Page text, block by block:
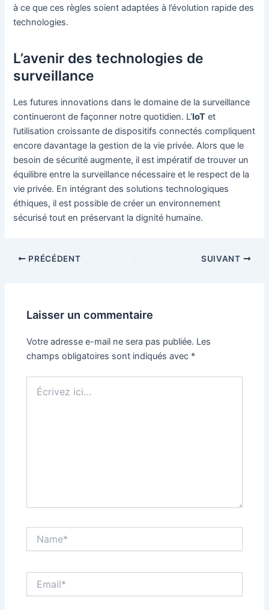
à ce que ces règles soient adaptées à l’évolution rapide des
technologies.
L’avenir des technologies de
surveillance
Les futures innovations dans le domaine de la surveillance
continueront de façonner notre quotidien. L’IoT et
l’utilisation croissante de dispositifs connectés compliquent
encore davantage la gestion de la vie privée. Alors que le
besoin de sécurité augmente, il est impératif de trouver un
équilibre entre la surveillance nécessaire et le respect de la
vie privée. En intégrant des solutions technologiques
éthiques, il est possible de créer un environnement
sécurisé tout en préservant la dignité humaine.
NavigationPRÉCÉDENT SUIVANT
Laisser un commentaire
Votre adresse e-mail ne sera pas publiée. Les
champs obligatoires sont indiqués avec *
ici…